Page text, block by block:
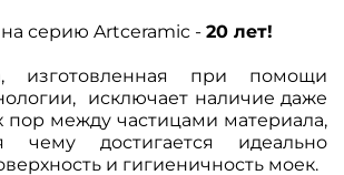
на серию Artceramic - 20 лет!
изготовленная при помощи
исключает наличие даже
между частицами материала,
чему достигается идеально
и гигиеничность моек.